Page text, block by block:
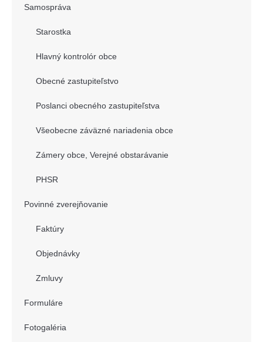
Samospráva
Starostka
Hlavný kontrolór obce
Obecné zastupiteľstvo
Poslanci obecného zastupiteľstva
Všeobecne záväzné nariadenia obce
Zámery obce, Verejné obstarávanie
PHSR
Povinné zverejňovanie
Faktúry
Objednávky
Zmluvy
Formuláre
Fotogaléria